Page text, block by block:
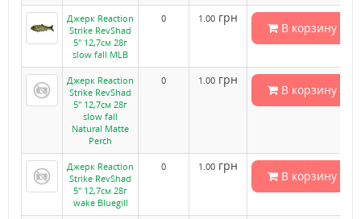
Джерк Reaction
Strike RevShad
5" 12,7см 28г
slow fall MLB
0 1.00 грн
В корзину
Джерк Reaction
Strike RevShad
5" 12,7см 28г
slow fall
Natural Matte
Perch
0 1.00 грн
В корзину
Джерк Reaction
Strike RevShad
5" 12,7см 28г
wake Bluegill
0 1.00 грн
В корзину